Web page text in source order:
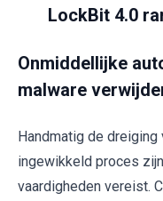
LockBit 4.0
Onmiddellijke
malware
Handmatig de dreiging
ingewikkeld proces
vaardigheden vereist.